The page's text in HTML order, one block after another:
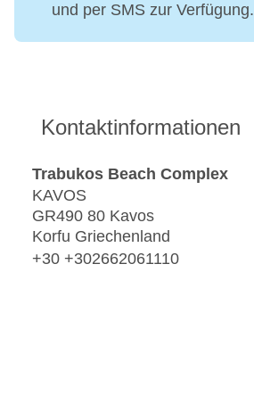
und per SMS zur Verfügung.
Kontaktinformationen
Trabukos Beach Complex
KAVOS
GR490 80 Kavos
Korfu Griechenland
+30 +302662061110